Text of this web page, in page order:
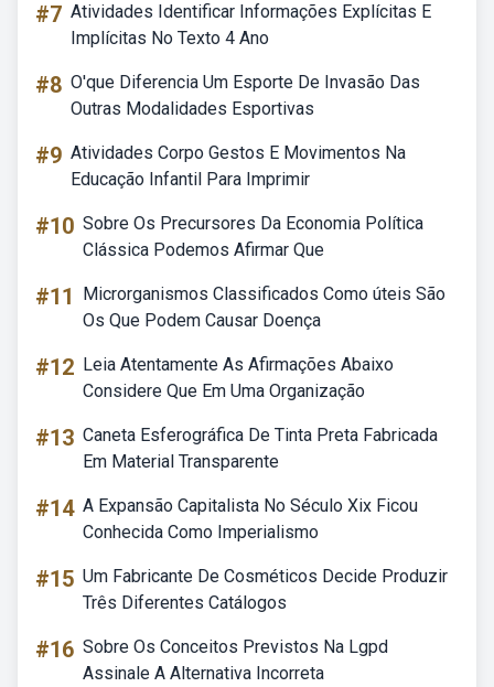
#7 Atividades Identificar Informações Explícitas E
Implícitas No Texto 4 Ano
#8 O'que Diferencia Um Esporte De Invasão Das
Outras Modalidades Esportivas
#9 Atividades Corpo Gestos E Movimentos Na
Educação Infantil Para Imprimir
#10 Sobre Os Precursores Da Economia Política
Clássica Podemos Afirmar Que
#11
Microrganismos Classificados Como úteis São
Os Que Podem Causar Doença
#12 Leia Atentamente As Afirmações Abaixo
Considere Que Em Uma Organização
#13 Caneta Esferográfica De Tinta Preta Fabricada
Em Material Transparente
#14 A Expansão Capitalista No Século Xix Ficou
Conhecida Como Imperialismo
#15 Um Fabricante De Cosméticos Decide Produzir
Três Diferentes Catálogos
#16 Sobre Os Conceitos Previstos Na Lgpd
Assinale A Alternativa Incorreta